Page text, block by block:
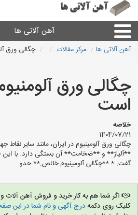
آهن آلاتی ها
ورق
سایر آهن آلات
آهن آلاتی ها مرکز مقالات چگالی ورق
چگالی ورق
است
خلاصه
1404/07/21
چگالی ورق آلومینیوم در ایران، مانند سایر نقاط
**آلیاژ** و **ضخامت** آن بستگی دارد. با این
گفت: * **چگالی آلومینیوم خالص:** حدو
اگر شما هم به کار خرید و فروش آهن آلات
کلیک روی دکمهدرج آگهی و نام شما در این